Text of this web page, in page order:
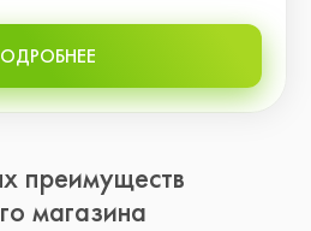
преимуществ
магазина